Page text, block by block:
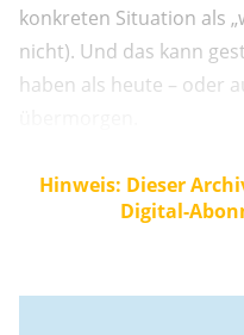
konkreten Situation als
nicht). Und das kann
haben als heute – oder
Hinweis: Dieser
Digital-